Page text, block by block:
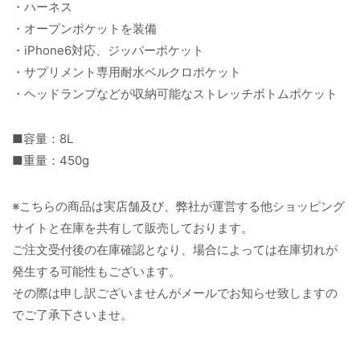
・ハーネス
・オープンポケットを装備
・iPhone6対応、ジッパーポケット
・サプリメント専用耐水ベルクロポケット
・ヘッドランプなどが収納可能なストレッチボトムポケット
■容量：8L
■重量：450g
※こちらの商品は実店舗及び、弊社が運営する他ショッピング
サイトと在庫を共有して販売しております。
ご注文受付後の在庫確認となり、場合によっては在庫切れが
発生する可能性もございます。
その際は申し訳ございませんがメールでお知らせ致しますの
でご了承下さいませ。